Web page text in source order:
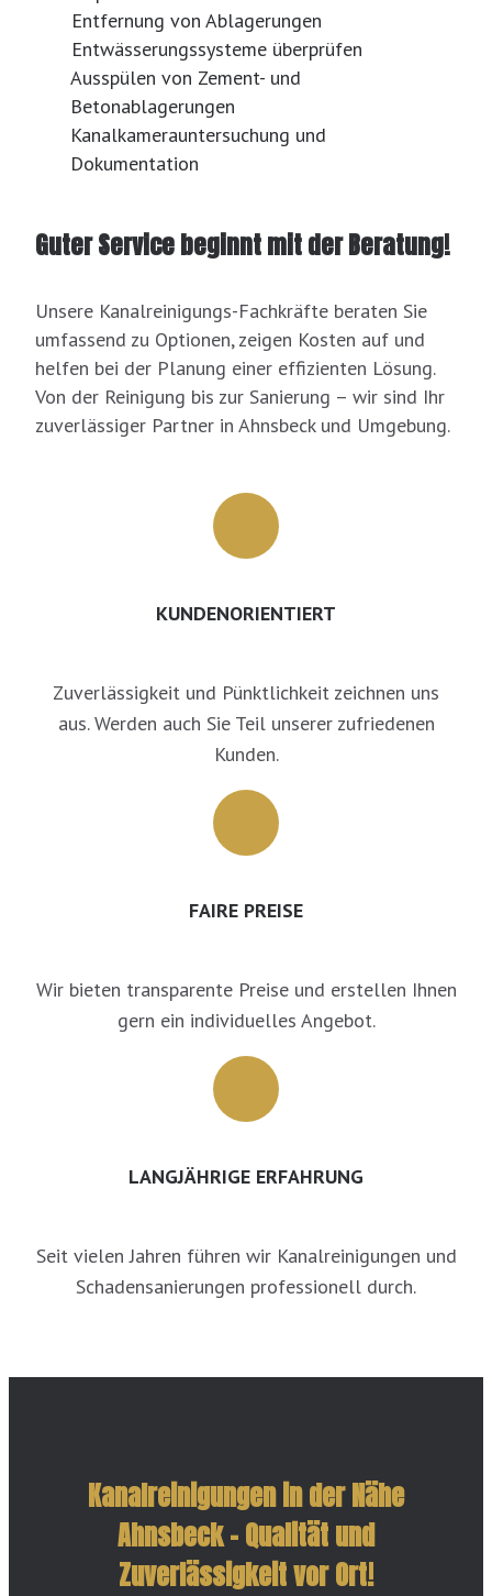
Entfernung von Ablagerungen
Entwässerungssysteme überprüfen
Ausspülen von Zement- und
Betonablagerungen
Kanalkamerauntersuchung und
Dokumentation
Guter Service beginnt mit der Beratung!
Unsere Kanalreinigungs-Fachkräfte beraten Sie
umfassend zu Optionen, zeigen Kosten auf und
helfen bei der Planung einer effizienten Lösung.
Von der Reinigung bis zur Sanierung – wir sind Ihr
zuverlässiger Partner in Ahnsbeck und Umgebung.
KUNDENORIENTIERT
Zuverlässigkeit und Pünktlichkeit zeichnen uns
aus. Werden auch Sie Teil unserer zufriedenen
Kunden.
FAIRE PREISE
Wir bieten transparente Preise und erstellen Ihnen
gern ein individuelles Angebot.
LANGJÄHRIGE ERFAHRUNG
Seit vielen Jahren führen wir Kanalreinigungen und
Schadensanierungen professionell durch.
Kanalreinigungen in der Nähe
Ahnsbeck – Qualität und
Zuverlässigkeit vor Ort!